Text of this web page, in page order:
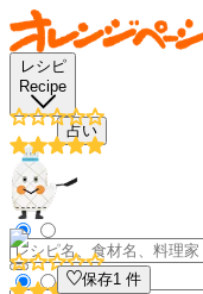
レシピ
Recipe
占い
保存1 件